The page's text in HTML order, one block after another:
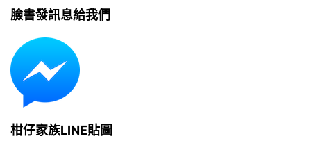
臉書發訊息給我們
柑仔家族LINE貼圖